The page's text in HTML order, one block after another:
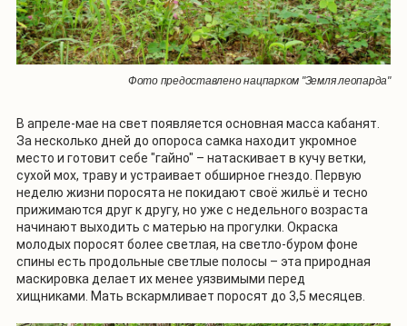
Фото предоставлено нацпарком "Земля леопарда"
В апреле-мае на свет появляется основная масса кабанят.
За несколько дней до опороса самка находит укромное
место и готовит себе "гайно" – натаскивает в кучу ветки,
сухой мох, траву и устраивает обширное гнездо. Первую
неделю жизни поросята не покидают своё жильё и тесно
прижимаются друг к другу, но уже с недельного возраста
начинают выходить с матерью на прогулки. Окраска
молодых поросят более светлая, на светло-буром фоне
спины есть продольные светлые полосы – эта природная
маскировка делает их менее уязвимыми перед
хищниками. Мать вскармливает поросят до 3,5 месяцев.